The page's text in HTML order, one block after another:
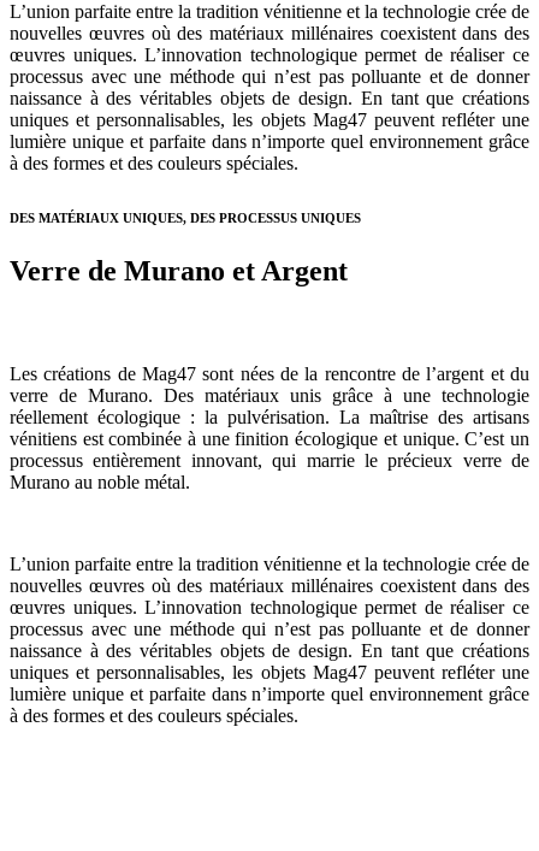
L’union parfaite entre la tradition vénitienne et la technologie crée de
nouvelles œuvres où des matériaux millénaires coexistent dans des
œuvres uniques. L’innovation technologique permet de réaliser ce
processus avec une méthode qui n’est pas polluante et de donner
naissance à des véritables objets de design. En tant que créations
uniques et personnalisables, les objets Mag47 peuvent refléter une
lumière unique et parfaite dans n’importe quel environnement grâce
à des formes et des couleurs spéciales.
DES MATÉRIAUX UNIQUES, DES PROCESSUS UNIQUES
Verre de Murano et Argent
Les créations de Mag47 sont nées de la rencontre de l’argent et du
verre de Murano. Des matériaux unis grâce à une technologie
réellement écologique : la pulvérisation. La maîtrise des artisans
vénitiens est combinée à une finition écologique et unique. C’est un
processus entièrement innovant, qui marrie le précieux verre de
Murano au noble métal.
L’union parfaite entre la tradition vénitienne et la technologie crée de
nouvelles œuvres où des matériaux millénaires coexistent dans des
œuvres uniques. L’innovation technologique permet de réaliser ce
processus avec une méthode qui n’est pas polluante et de donner
naissance à des véritables objets de design. En tant que créations
uniques et personnalisables, les objets Mag47 peuvent refléter une
lumière unique et parfaite dans n’importe quel environnement grâce
à des formes et des couleurs spéciales.